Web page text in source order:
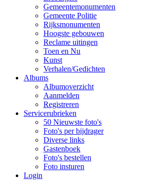
Gemeentemonumenten
Gemeente Politie
Rijksmonumenten
Hoogste gebouwen
Reclame uitingen
Toen en Nu
Kunst
Verhalen/Gedichten
Albums
Albumoverzicht
Aanmelden
Registreren
Servicerubrieken
50 Nieuwste foto's
Foto's per bijdrager
Diverse links
Gastenboek
Foto's bestellen
Foto insturen
Login